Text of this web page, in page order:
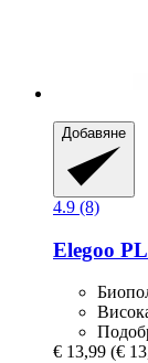
Добавяне
4.9 (8)
Elegoo
€ 13,99 (€